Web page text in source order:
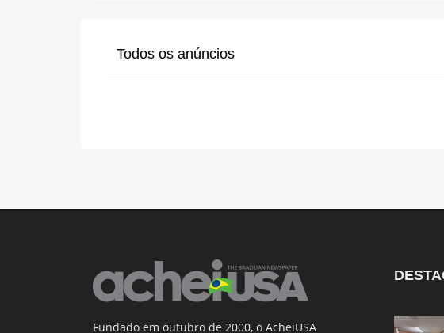
Todos os anúncios
Fundado em outubro de 2000, o AcheiUSA